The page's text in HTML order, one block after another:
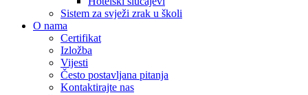
Sistem za svježi zrak u školi
O nama
Certifikat
Izložba
Vijesti
Često postavljana pitanja
Kontaktirajte nas